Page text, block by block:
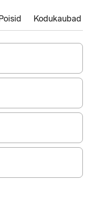
Kodukaubad